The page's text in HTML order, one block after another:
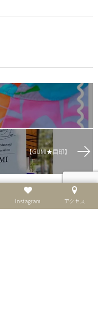
【GUMI★目印】
Instagram アクセス